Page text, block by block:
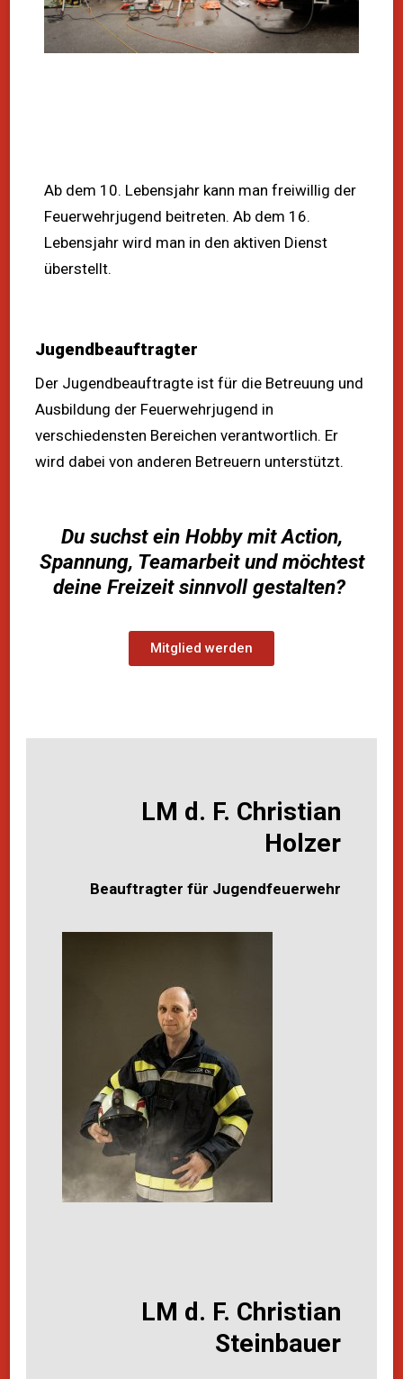
Ab dem 10. Lebensjahr kann man freiwillig der
Feuerwehrjugend beitreten. Ab dem 16.
Lebensjahr wird man in den aktiven Dienst
überstellt.
Jugendbeauftragter
Der Jugendbeauftragte ist für die Betreuung und
Ausbildung der Feuerwehrjugend in
verschiedensten Bereichen verantwortlich. Er
wird dabei von anderen Betreuern unterstützt.
Du suchst ein Hobby mit Action,
Spannung, Teamarbeit und möchtest
deine Freizeit sinnvoll gestalten?
Mitglied werden
LM d. F. Christian
Holzer
Beauftragter für Jugendfeuerwehr
LM d. F. Christian
Steinbauer